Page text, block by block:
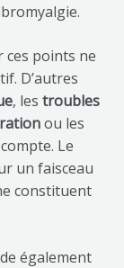
ces points ne
D’autres
, les troubles
ou les
Le
un faisceau
constituent
également